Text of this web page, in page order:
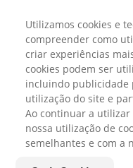
Família
Bebê
Mulher
Homem
Profissional
Produtos
Sobre a Protex
Utilizamos cookies e
compreender como
criar experiências
cookies podem ser
incluindo publicidade
utilização do site e
Ao continuar a utilizar
nossa utilização de
semelhantes e com a